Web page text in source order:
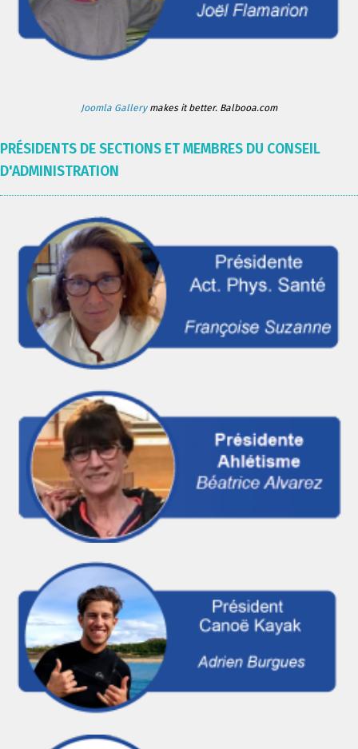
Joomla Gallerymakes it better. Balbooa.com
PRÉSIDENTS DE SECTIONS ET MEMBRES DU CONSEIL
D'ADMINISTRATION